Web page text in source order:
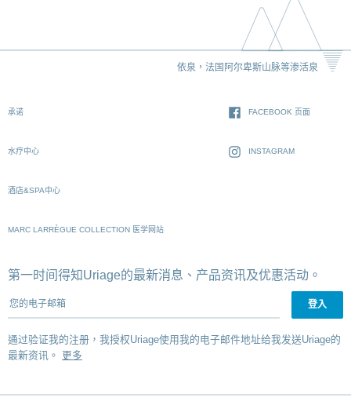
依泉，法国阿尔卑斯山脉等渗活泉
承诺
水疗中心
酒店&SPA中心
MARC LARRÈGUE COLLECTION 医学网站
FACEBOOK 页面
INSTAGRAM
第一时间得知Uriage的最新消息、产品资讯及优惠活动。
您的电子邮箱
通过验证我的注册，我授权Uriage使用我的电子邮件地址给我发送Uriage的
最新资讯。 更多